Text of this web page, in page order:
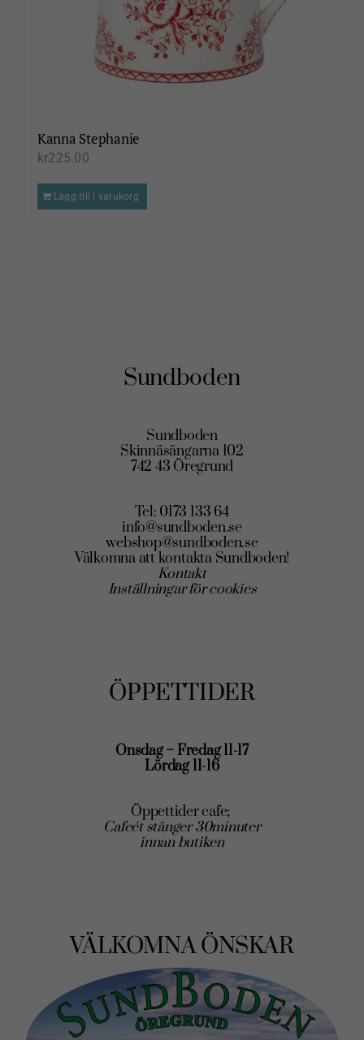
produktsidan
Kanna Stephanie
kr225.00
Lägg till i varukorg
Sundboden
Sundboden
Skinnäsängarna 102
742 43 Öregrund
Tel: 0173 133 64
info@sundboden.se
webshop@sundboden.se
Välkomna att kontakta Sundboden!
Kontakt
Inställningar för cookies
ÖPPETTIDER
Onsdag – Fredag 11-17
Lördag 11-16
Öppettider cafe;
Cafeét stänger 30minuter
innan butiken
VÄLKOMNA ÖNSKAR